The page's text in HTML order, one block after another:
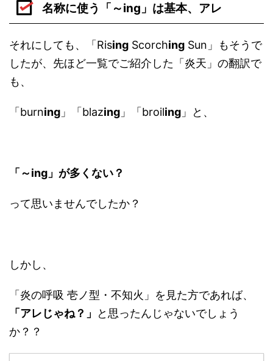
名称に使う「～ing」は基本、アレ
それにしても、「Rising Scorching Sun」もそうで
したが、先ほど一覧でご紹介した「炎天」の翻訳で
も、
「burning 」「blazing 」「broiling 」と、
「～ing」が多くない？
って思いませんでしたか？
しかし、
「炎の呼吸 壱ノ型・不知火」を見た方であれば、
「アレじゃね？」
と思ったんじゃないでしょう
か？？